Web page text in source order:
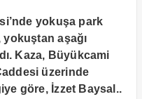
yokuşa park
aşağı
Kaza, Büyükcami
üzerinde
göre, İzzet Baysal..